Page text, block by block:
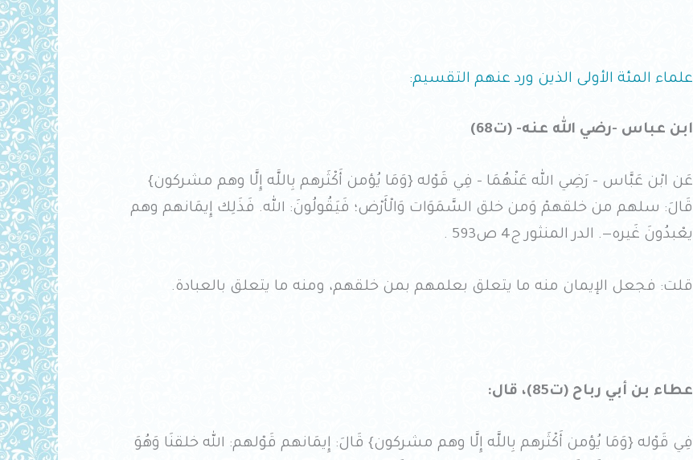
علماء المئة الأولى الذين ورد عنهم التقسيم:
ابن عباس -رضي الله عنه- (ت68)
عَن ابْن عَبَّاس – رَضِي الله عَنْهُمَا – فِي قَوْله {وَمَا يُؤمن أَكْثَرهم بِاللَّه إِلَّا وهم مشركون}
قَالَ: سلهم من خلقهمْ وَمن خلق السَّمَوَات وَالْأَرْض؛ فَيَقُولُونَ: الله. فَذَلِك إِيمَانهم وهم
يعْبدُونَ غَيره—. الدر المنثور ج4 ص593 .
قلت: فجعل الإيمان منه ما يتعلق بعلمهم بمن خلقهم، ومنه ما يتعلق بالعبادة.
عطاء بن أبي رباح (ت85)، قال:
فِي قَوْله {وَمَا يُؤمن أَكْثَرهم بِاللَّه إِلَّا وهم مشركون} قَالَ: إِيمَانهم قَوْلهم: الله خلقنَا وَهُوَ